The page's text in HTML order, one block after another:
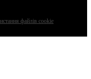
файлів cookie